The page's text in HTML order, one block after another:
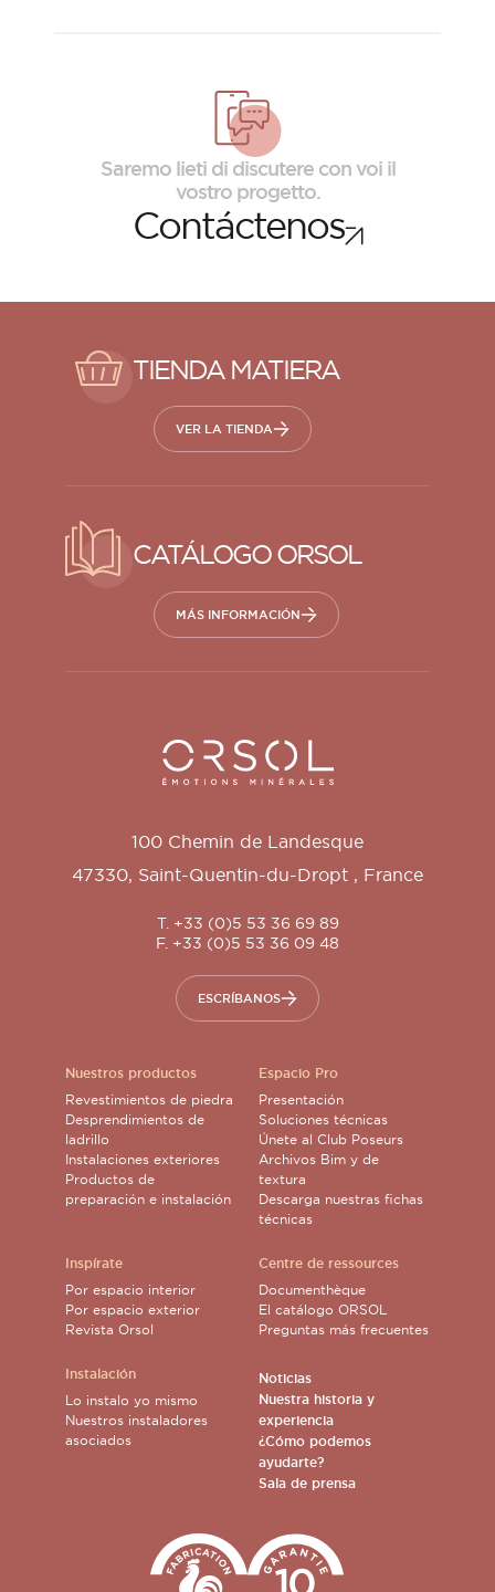
Saremo lieti di discutere con voi il
vostro progetto.
Contáctenos
TIENDA MATIERA
VER LA TIENDA
CATÁLOGO ORSOL
MÁS INFORMACIÓN
Orsol S.A.
100 Chemin de Landesque
47330, Saint-Quentin-du-Dropt , France
T. +33 (0)5 53 36 69 89
F. +33 (0)5 53 36 09 48
ESCRÍBANOS
Nuestros productos
Revestimientos de piedra
Desprendimientos de
ladrillo
Instalaciones exteriores
Productos de
preparación e instalación
Inspírate
Por espacio interior
Por espacio exterior
Revista Orsol
Instalación
Lo instalo yo mismo
Nuestros instaladores
asociados
Espacio Pro
Presentación
Soluciones técnicas
Únete al Club Poseurs
Archivos Bim y de
textura
Descarga nuestras fichas
técnicas
Centre de ressources
Documenthèque
El catálogo ORSOL
Preguntas más frecuentes
Noticias
Nuestra historia y
experiencia
¿Cómo podemos
ayudarte?
Sala de prensa